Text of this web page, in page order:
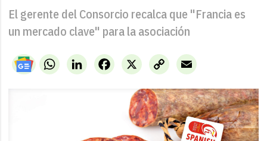
El gerente del Consorcio recalca que "Francia es
un mercado clave" para la asociación
WhatsAppLinkedIn X
Facebook
Copy
Link
Email